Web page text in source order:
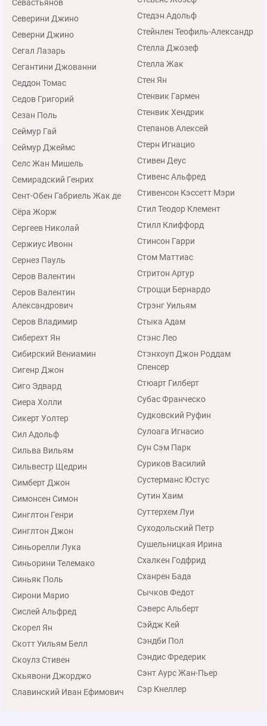
Севастьянов
Северини Джино
Северни Джино
Сегал Лазарь
Сегантини Джованни
Седдон Томас
Седов Григорий
Сезан Поль
Сеймур Гай
Сеймур Джеймс
Селс Жан Мишель
Семирадский Генрих
Сент-Обен Габриель Жак де
Сёра Жорж
Сергеев Николай
Сержиус Ивонн
Сернез Пауль
Серов Валентин
Серов Валентин
Александрович
Серов Владимир
Сиберехт Ян
Сибирский Вениамин
Сигенр Джон
Сиго Эдвард
Сиера Холли
Сикерт Уолтер
Сил Адольф
Сильва Вильям
Сильвестр Щедрин
Симберт Джон
Симонсен Симон
Синглтон Генри
Синглтон Джон
Синьорелли Лука
Синьорини Телемако
Синьяк Поль
Сирони Марио
Сислей Альфред
Скорел Ян
Скотт Уильям Белл
Скоулз Стивен
Скьявони Джорджо
Славинский Иван Ефимович
Стедэн Адольф
Стейнлен Теофиль-Александр
Стелла Джозеф
Стелла Жак
Стен Ян
Стенвик Гармен
Стенвик Хендрик
Степанов Алексей
Стерн Игнацио
Стивен Деус
Стивенс Альфред
Стивенсон Кэссетт Мэри
Стил Теодор Клемент
Стилл Клиффорд
Стинсон Гарри
Стом Маттиас
Стритон Артур
Строцци Бернардо
Стрэнг Уильям
Стыка Адам
Стэнс Лео
Стэнхоуп Джон Роддам
Спенсер
Стюарт Гилберт
Субас Франческо
Судковский Руфин
Сулоага Игнасио
Сун Сэм Парк
Суриков Василий
Сустерманс Юстус
Сутин Хаим
Суттерхем Луи
Суходольский Петр
Сушельницкая Ирина
Схалкен Годфрид
Сханрен Бада
Сычков Федот
Сэверс Альберт
Сэйдж Кей
Сэндби Пол
Сэндис Фредерик
Сэнт Аурс Жан-Пьер
Сэр Кнеллер